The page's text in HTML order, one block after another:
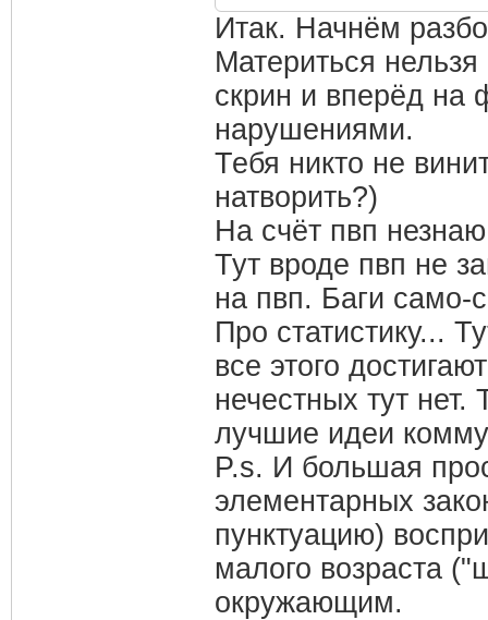
Итак. Начнём
Материться
скрин и вперёд на
нарушениями.
Тебя никто не
натворить?)
На счёт пвп
Тут вроде пвп не
на пвп. Баги само-
Про статистику...
все этого
нечестных тут
лучшие идеи
P.s. И большая
элементарных
пунктуацию)
малого возраста
окружающим.